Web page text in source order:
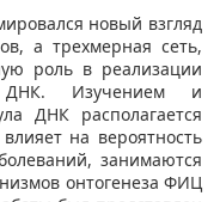
новый взгляд
а трехмерная сеть,
роль в реализации
ДНК. Изучением и
ДНК располагается
на вероятность
занимаются
онтогенеза ФИЦ